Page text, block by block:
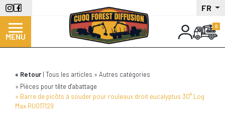
Aller
au
contenu
principal
FR
MENU
Retour Tous les articles
Autres catégories
Pièces pour tête d'abattage
Barre de picôts à souder pour rouleaux droit eucalyptus 30° Log
Max RU017129